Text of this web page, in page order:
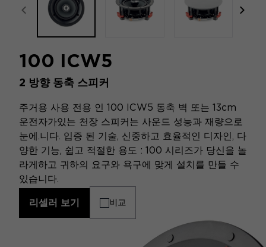
focal-naim-frontent::misc.prev_label
100 ICW5
2 방향 동축 스피커
주거용 사용 전용 인 100 ICW5 동축 벽 또는 13cm
운전자가있는 천장 스피커는 사운드 성능과 재량으로
눈에.니다. 입증 된 기술, 신중하고 효율적인 디자인, 다
양한 기능, 쉽고 적절한 용도 : 100 시리즈가 당신을 놀
라게하고 귀하의 요구와 욕구에 맞게 설치를 만들 수
있습니다.
리셀러 보기 비교